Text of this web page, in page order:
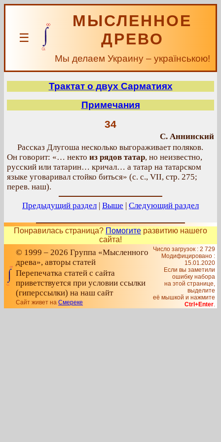
☰
МЫСЛЕННОЕ
ДРЕВО
Мы делаем Украину – українською!
Трактат о двух Сарматиях
Примечания
34
С. Аннинский
Рассказ Длугоша несколько выгораживает поляков.
Он говорит: «… некто из рядов татар, но неизвестно,
русский или татарин… кричал… а татар на татарском
языке уговаривал стойко биться» (с. с., VII, стр. 275;
перев. наш).
Предыдущий раздел | Выше | Следующий раздел
Понравилась страница? Помогите развитию нашего
сайта!
© 1999 – 2026 Группа «Мысленного
древа», авторы статей
Перепечатка статей с сайта
приветствуется при условии ссылки
(гиперссылки) на наш сайт
Сайт живет на Смереке
Число загрузок : 2 729
Модифицировано :
15.01.2020
Если вы заметили
ошибку набора
на этой странице,
выделите
её мышкой и нажмите
Ctrl+Enter.